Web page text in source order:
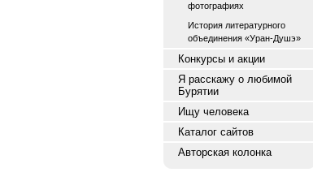
фотографиях
История литературного
объединения «Уран-Душэ»
Конкурсы и акции
Я расскажу о любимой
Бурятии
Ищу человека
Каталог сайтов
Авторская колонка